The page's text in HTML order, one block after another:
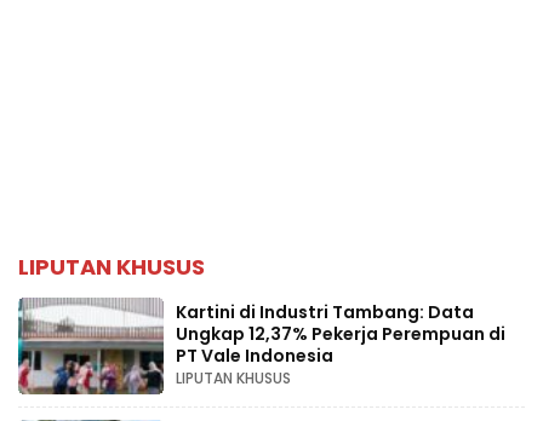
LIPUTAN KHUSUS
Kartini di Industri Tambang: Data
Ungkap 12,37% Pekerja Perempuan di
PT Vale Indonesia
LIPUTAN KHUSUS